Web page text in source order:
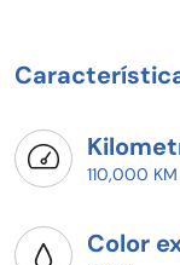
110,000 KM
Color